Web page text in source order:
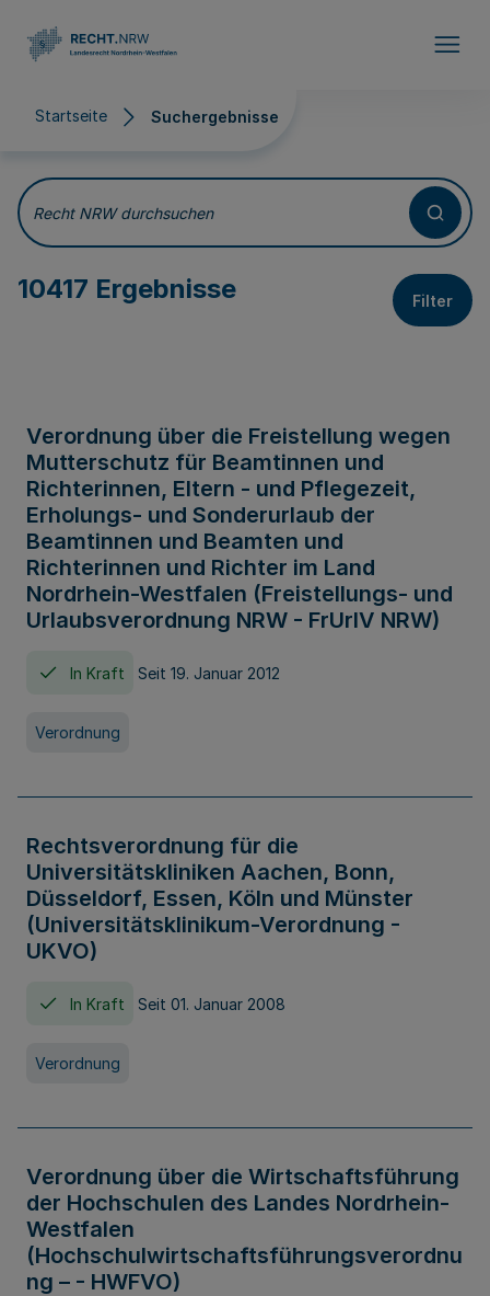
Startseite Suchergebnisse
Suchergebnisse
Recht NRW durchsuchen
10417 Ergebnisse Filter
Verordnung über die Freistellung wegen
Mutterschutz für Beamtinnen und
Richterinnen, Eltern - und Pflegezeit,
Erholungs- und Sonderurlaub der
Beamtinnen und Beamten und
Richterinnen und Richter im Land
Nordrhein-Westfalen (Freistellungs- und
Urlaubsverordnung NRW - FrUrlV NRW)
In Kraft Seit 19. Januar 2012
Verordnung
Rechtsverordnung für die
Universitätskliniken Aachen, Bonn,
Düsseldorf, Essen, Köln und Münster
(Universitätsklinikum-Verordnung -
UKVO)
In Kraft Seit 01. Januar 2008
Verordnung
Verordnung über die Wirtschaftsführung
der Hochschulen des Landes Nordrhein-
Westfalen
(Hochschulwirtschaftsführungsverordnu
ng – - HWFVO)